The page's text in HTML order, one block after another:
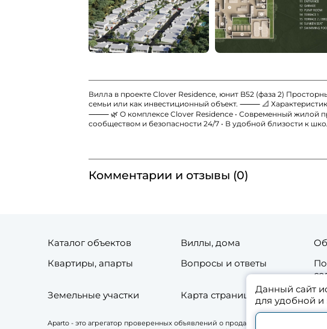
Вилла в проекте Clover Residence, юнит B52 (фаза 2)
семьи или как инвестиционный объект. ⸻ 📐
⸻ 🌿 О комплексе Clover Residence • Современный жилой
сообществом и безопасности 24/7 • В удобной близости к
Комментарии и отзывы (0)
Данный сайт
для удобной и
Каталог объектов Виллы, дома
Квартиры, апарты
Вопросы и ответы
Земельные участки Карта страниц сайта
Aparto - это агрегатор проверенных объявлений о продаже и аренде жилой